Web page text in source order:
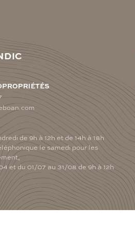
de 9h à 12h et de 14h à 18h
le samedi pour les
et du 01/07 au 31/08 de 9h à 12h